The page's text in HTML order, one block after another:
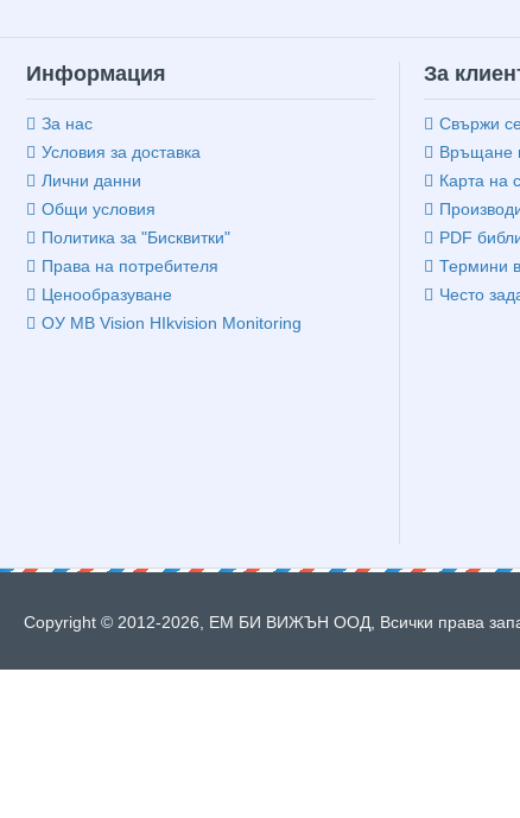
Информация
За нас
Условия за доставка
Лични данни
Общи условия
Политика за "Бисквитки"
Права на потребителя
Ценообразуване
ОУ MB Vision HIkvision Monitoring
За
Свържи
Връщане
Карта на
PDF
Термини
Често
Copyright © 2012-2026, ЕМ БИ ВИЖЪН ООД, Всички права